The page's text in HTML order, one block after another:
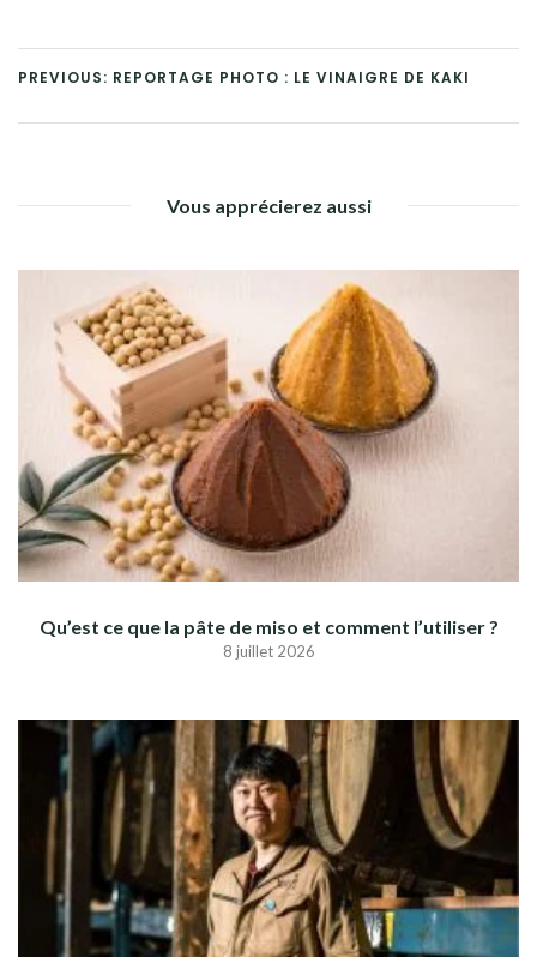
PREVIOUS: REPORTAGE PHOTO : LE VINAIGRE DE KAKI
Vous apprécierez aussi
Qu’est ce que la pâte de miso et comment l’utiliser ?
8 juillet 2026